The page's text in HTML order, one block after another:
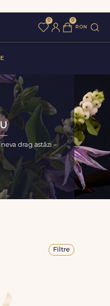
0 0
ron
drag astăzi –
Filtre